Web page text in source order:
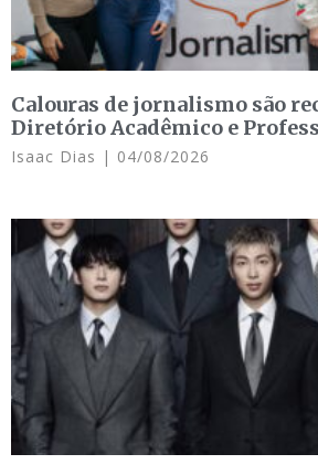
Calouras de jornalismo são
Diretório Acadêmico e
Isaac Dias 04/08/2026